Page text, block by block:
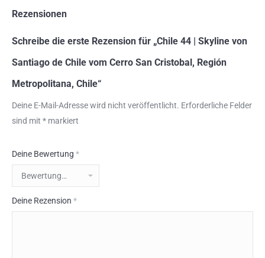
Rezensionen
Schreibe die erste Rezension für „Chile 44 | Skyline von
Santiago de Chile vom Cerro San Cristobal, Región
Metropolitana, Chile“
Deine E-Mail-Adresse wird nicht veröffentlicht. Erforderliche Felder
sind mit * markiert
Deine Bewertung *
Deine Rezension *